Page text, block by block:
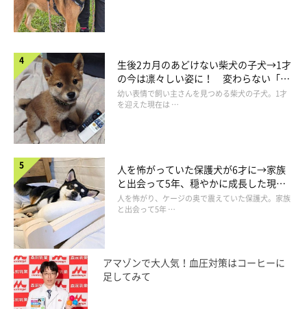
生後2カ月のあどけない柴犬の子犬→1才
の今は凛々しい姿に！ 変わらない「く
りくりおめめ」にもほっこり
幼い表情で飼い主さんを見つめる柴犬の子犬。1才
を迎えた現在は …
人を怖がっていた保護犬が6才に→家族
と出会って5年、穏やかに成長した現在
の姿にグッとくる
人を怖がり、ケージの奥で震えていた保護犬。家族
と出会って5年 …
アマゾンで大人気！血圧対策はコーヒーに
足してみて